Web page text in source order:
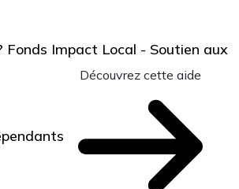
Fonds Impact Local - Soutien aux
Découvrez cette aide